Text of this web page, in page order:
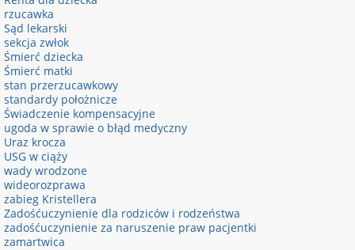
rzucawka
Sąd lekarski
sekcja zwłok
Śmierć dziecka
Śmierć matki
stan przerzucawkowy
standardy położnicze
Świadczenie kompensacyjne
ugoda w sprawie o błąd medyczny
Uraz krocza
USG w ciąży
wady wrodzone
wideorozprawa
zabieg Kristellera
Zadośćuczynienie dla rodziców i rodzeństwa
zadośćuczynienie za naruszenie praw pacjentki
zamartwica